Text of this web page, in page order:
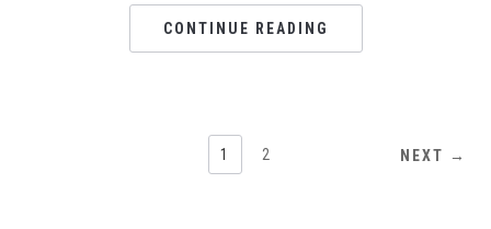
CONTINUE READING
1 2 NEXT →